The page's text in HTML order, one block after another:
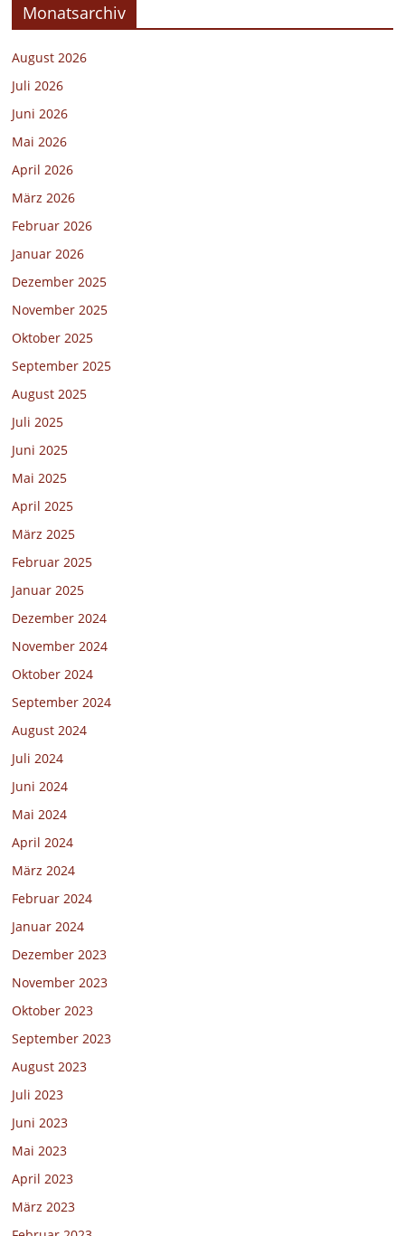
Monatsarchiv
August 2026
Juli 2026
Juni 2026
Mai 2026
April 2026
März 2026
Februar 2026
Januar 2026
Dezember 2025
November 2025
Oktober 2025
September 2025
August 2025
Juli 2025
Juni 2025
Mai 2025
April 2025
März 2025
Februar 2025
Januar 2025
Dezember 2024
November 2024
Oktober 2024
September 2024
August 2024
Juli 2024
Juni 2024
Mai 2024
April 2024
März 2024
Februar 2024
Januar 2024
Dezember 2023
November 2023
Oktober 2023
September 2023
August 2023
Juli 2023
Juni 2023
Mai 2023
April 2023
März 2023